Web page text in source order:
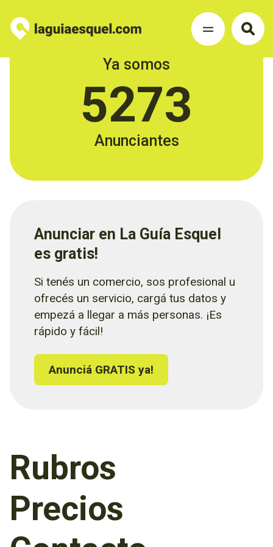
Ya somos
5273
Anunciantes
Anunciar en La Guía Esquel
es gratis!
Si tenés un comercio, sos profesional u
ofrecés un servicio, cargá tus datos y
empezá a llegar a más personas. ¡Es
rápido y fácil!
Anunciá GRATIS ya!
Rubros
Precios